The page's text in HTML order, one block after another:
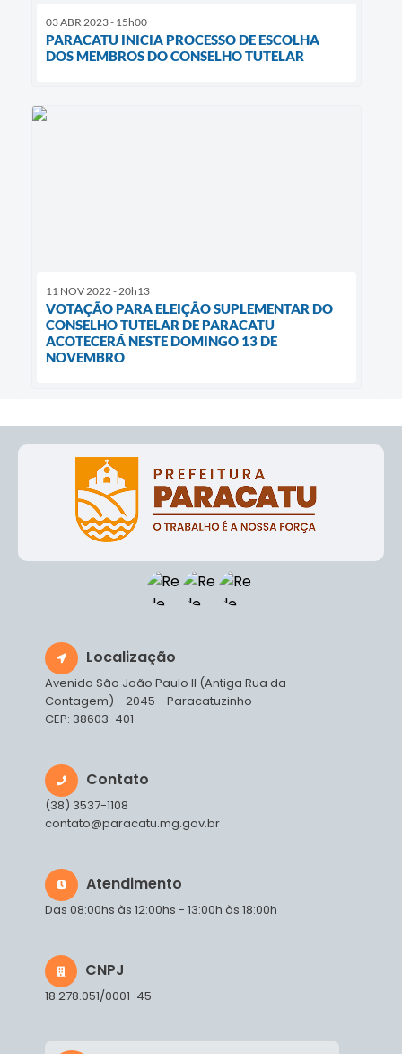
03 ABR 2023 - 15h00
PARACATU INICIA PROCESSO DE ESCOLHA
DOS MEMBROS DO CONSELHO TUTELAR
11 NOV 2022 - 20h13
VOTAÇÃO PARA ELEIÇÃO SUPLEMENTAR DO
CONSELHO TUTELAR DE PARACATU
ACOTECERÁ NESTE DOMINGO 13 DE
NOVEMBRO
Localização
Avenida São João Paulo II (Antiga Rua da
Contagem) - 2045 - Paracatuzinho
CEP: 38603-401
Contato
(38) 3537-1108
contato@paracatu.mg.gov.br
Atendimento
Das 08:00hs às 12:00hs - 13:00h às 18:00h
CNPJ
18.278.051/0001-45